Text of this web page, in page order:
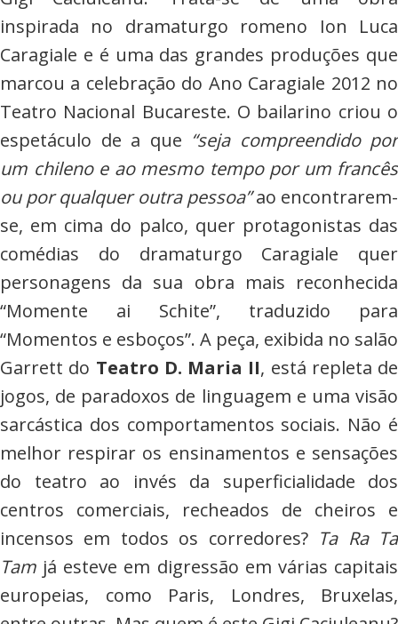
inspirada no dramaturgo romeno Ion Luca
Caragiale e é uma das grandes produções que
marcou a celebração do Ano Caragiale 2012 no
Teatro Nacional Bucareste. O bailarino criou o
espetáculo de a que “seja compreendido por
um chileno e ao mesmo tempo por um francês
ou por qualquer outra pessoa”ao encontrarem-
se, em cima do palco, quer protagonistas das
comédias do dramaturgo Caragiale quer
personagens da sua obra mais reconhecida
“Momente ai Schite”, traduzido para
“Momentos e esboços”. A peça, exibida no salão
Garrett do Teatro D. Maria II, está repleta de
jogos, de paradoxos de linguagem e uma visão
sarcástica dos comportamentos sociais. Não é
melhor respirar os ensinamentos e sensações
do teatro ao invés da superficialidade dos
centros comerciais, recheados de cheiros e
incensos em todos os corredores? Ta Ra Ta
Tam já esteve em digressão em várias capitais
europeias, como Paris, Londres, Bruxelas,